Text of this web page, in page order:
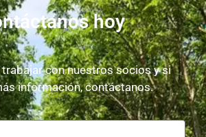
hoy
con nuestros socios y si
información, contáctanos.